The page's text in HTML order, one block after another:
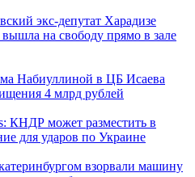
экс-депутат Харадизе
на свободу прямо в зале
Набиуллиной в ЦБ Исаева
4 млрд рублей
КНДР может разместить в
для ударов по Украине
взорвали машину